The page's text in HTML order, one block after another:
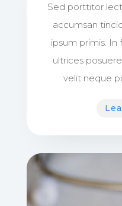
Sed porttitor
accumsan
ipsum primis.
ultrices
velit neque